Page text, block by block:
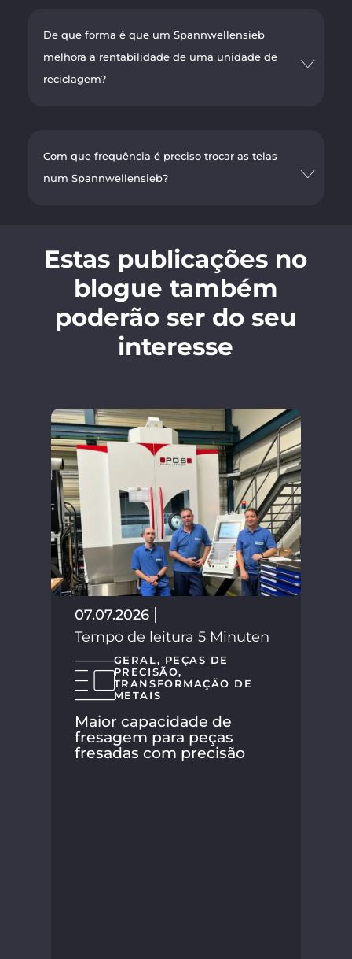
De que forma é que um Spannwellensieb
melhora a rentabilidade de uma unidade de
reciclagem?
Com que frequência é preciso trocar as telas
num Spannwellensieb?
Estas publicações no
blogue também
poderão ser do seu
interesse
07.07.2026
Tempo de leitura 5 Minuten
GERAL, PEÇAS DE
PRECISÃO,
TRANSFORMAÇÃO DE
METAIS
Maior capacidade de
fresagem para peças
fresadas com precisão